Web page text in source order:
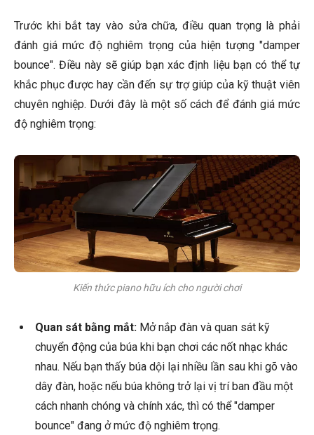
Trước khi bắt tay vào sửa chữa, điều quan trọng là phải
đánh giá mức độ nghiêm trọng của hiện tượng "damper
bounce". Điều này sẽ giúp bạn xác định liệu bạn có thể tự
khắc phục được hay cần đến sự trợ giúp của kỹ thuật viên
chuyên nghiệp. Dưới đây là một số cách để đánh giá mức
độ nghiêm trọng:
Kiến thức piano hữu ích cho người chơi
Quan sát bằng mắt: Mở nắp đàn và quan sát kỹ
chuyển động của búa khi bạn chơi các nốt nhạc khác
nhau. Nếu bạn thấy búa dội lại nhiều lần sau khi gõ vào
dây đàn, hoặc nếu búa không trở lại vị trí ban đầu một
cách nhanh chóng và chính xác, thì có thể "damper
bounce" đang ở mức độ nghiêm trọng.